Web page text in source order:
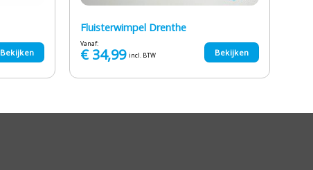
Bekijken
Fluisterwimpel Drenthe
Vanaf:
€34,99 incl. BTW Bekijken